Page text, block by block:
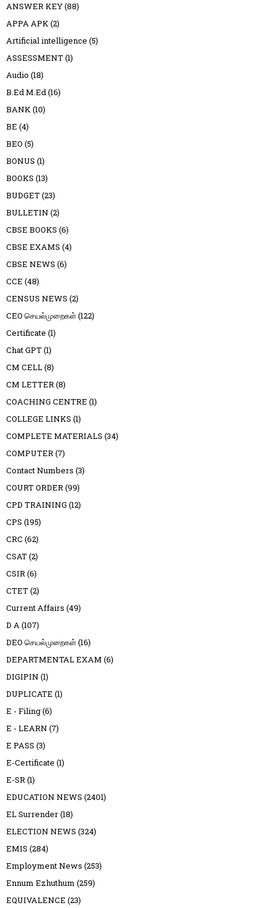
ANSWER KEY(88)
APPA APK(2)
Artificial intelligence (5)
ASSESSMENT(1)
Audio (18)
B.Ed M.Ed(16)
BANK(10)
BE (4)
BEO (5)
BONUS (1)
BOOKS (13)
BUDGET(23)
BULLETIN (2)
CBSE BOOKS (6)
CBSE EXAMS (4)
CBSE NEWS (6)
CCE (48)
CENSUS NEWS (2)
CEO செயல்முறைகள்(122)
Certificate (1)
Chat GPT(1)
CM CELL(8)
CM LETTER(8)
COACHING CENTRE (1)
COLLEGE LINKS (1)
COMPLETE MATERIALS (34)
COMPUTER(7)
Contact Numbers (3)
COURT ORDER(99)
CPD TRAINING (12)
CPS (195)
CRC (62)
CSAT(2)
CSIR(6)
CTET(2)
Current Affairs (49)
D A(107)
DEO செயல்முறைகள்(16)
DEPARTMENTAL EXAM (6)
DIGIPIN (1)
DUPLICATE (1)
E - Filing(6)
E - LEARN (7)
E PASS (3)
E-Certificate (1)
E-SR(1)
EDUCATION NEWS (2401)
EL Surrender(18)
ELECTION NEWS (324)
EMIS (284)
Employment News (253)
Ennum Ezhuthum (259)
EQUIVALENCE (23)